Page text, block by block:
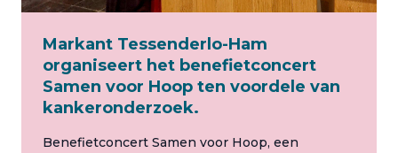
Markant Tessenderlo-Ham
organiseert het benefietconcert
Samen voor Hoop ten voordele van
kankeronderzoek.
Benefietconcert Samen voor Hoop, een